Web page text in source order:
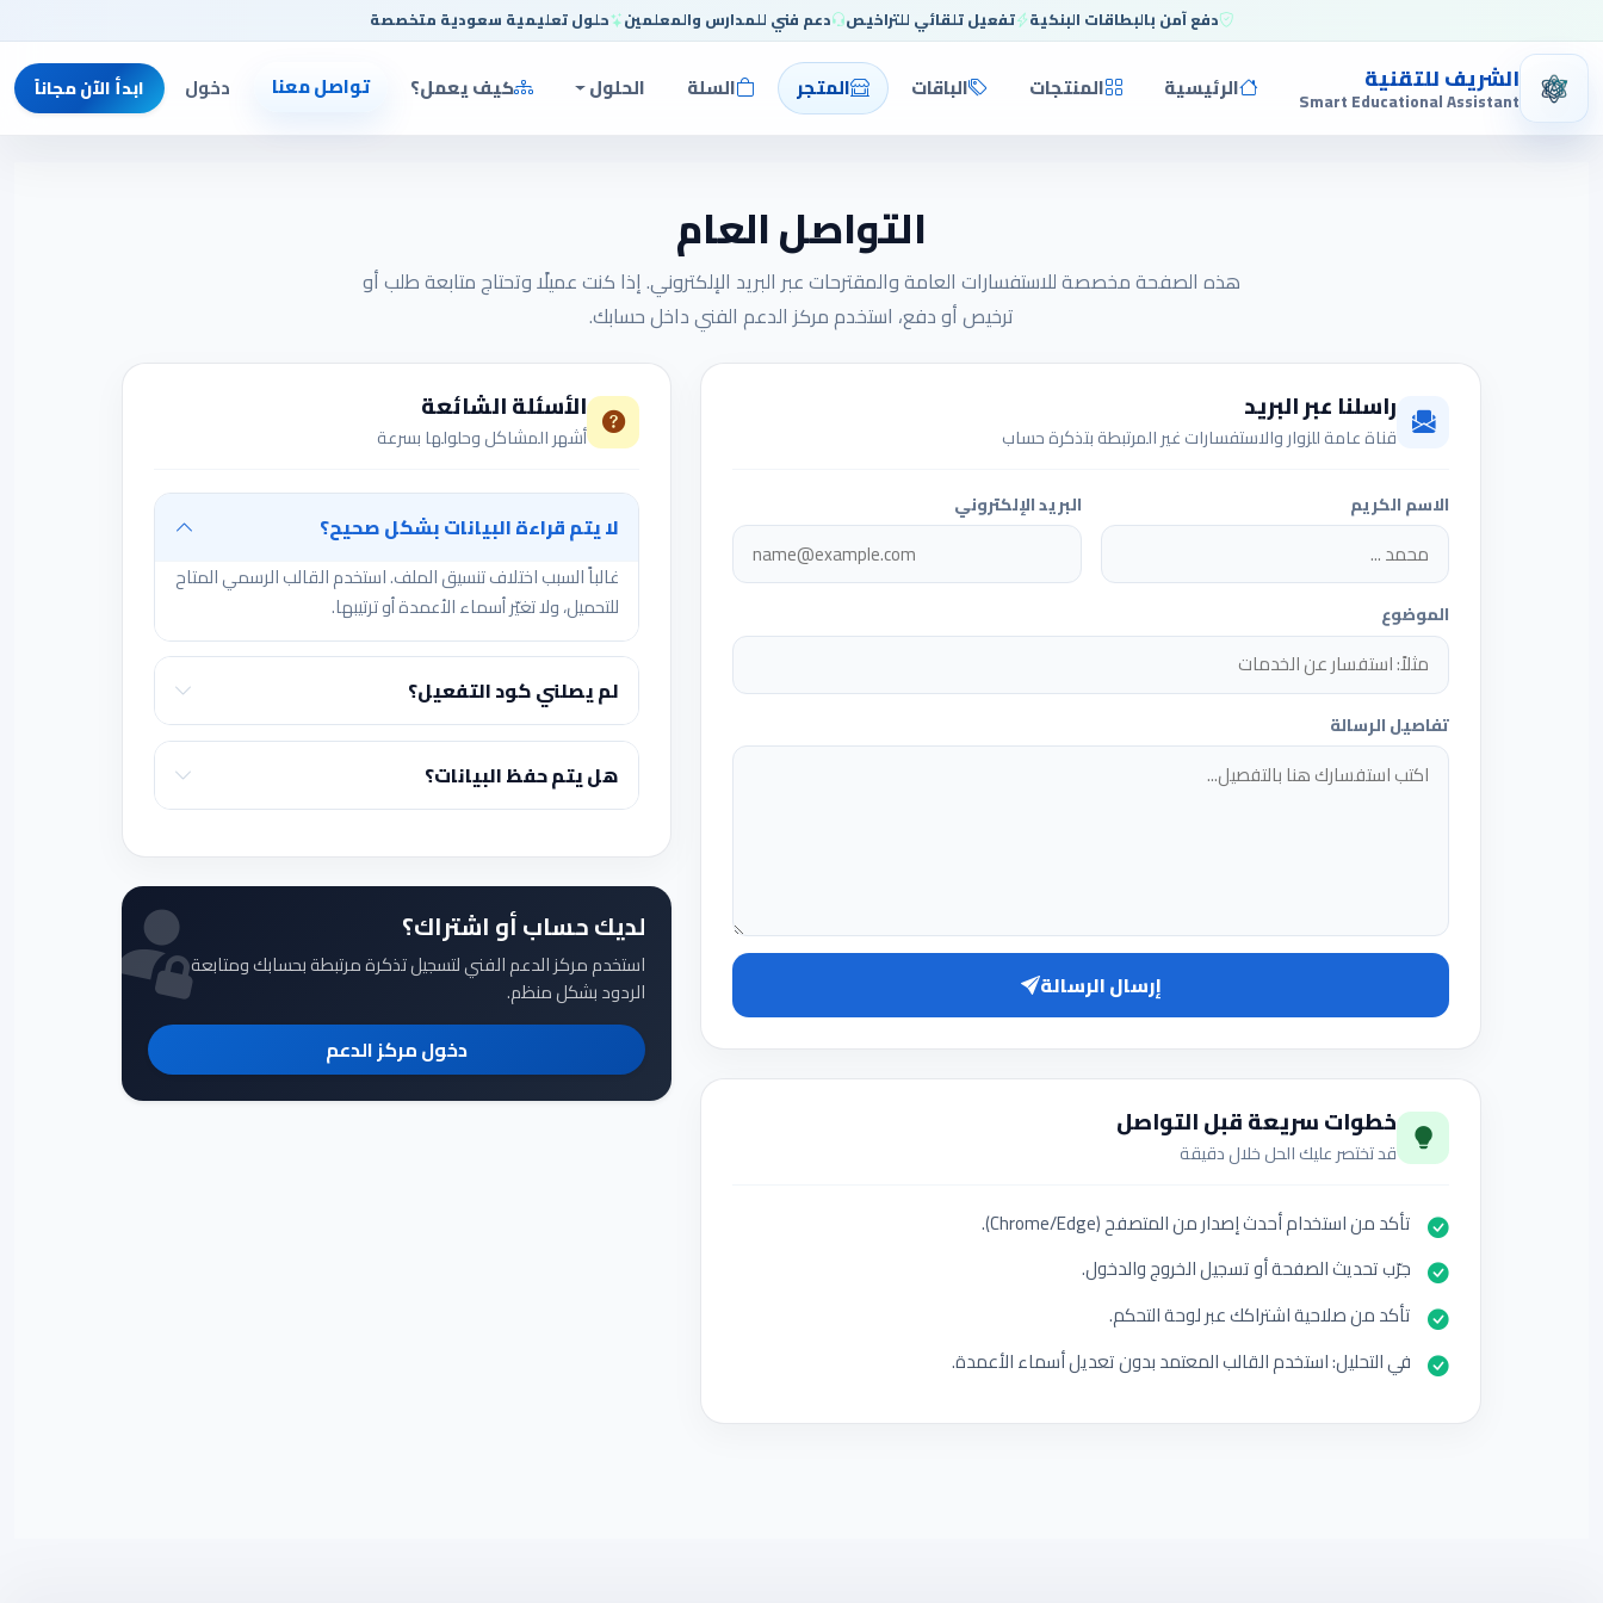
دفع آمن بالبطاقات البنكية تفعيل تلقائي للتراخيص دعم فني للمدارس والمعلمين حلول تعليمية سعودية متخصصة
الشريف للتقنية
Smart Educational Assistant الرئيسية المنتجات الباقات المتجر السلة الحلول كيف يعمل؟ تواصل معنا دخول ابدأ الآن مجاناً
التواصل العام
هذه الصفحة مخصصة للاستفسارات العامة والمقترحات عبر البريد الإلكتروني. إذا كنت عميلًا وتحتاج متابعة طلب أو
ترخيص أو دفع، استخدم مركز الدعم الفني داخل حسابك.
راسلنا عبر البريد
قناة عامة للزوار والاستفسارات غير المرتبطة بتذكرة حساب
الاسم الكريم البريد الإلكتروني
الموضوع
تفاصيل الرسالة
إرسال الرسالة
خطوات سريعة قبل التواصل
قد تختصر عليك الحل خلال دقيقة
تأكد من استخدام أحدث إصدار من المتصفح (Chrome/Edge).
جرّب تحديث الصفحة أو تسجيل الخروج والدخول.
تأكد من صلاحية اشتراكك عبر لوحة التحكم.
في التحليل: استخدم القالب المعتمد بدون تعديل أسماء الأعمدة.
الأسئلة الشائعة
أشهر المشاكل وحلولها بسرعة
لا يتم قراءة البيانات بشكل صحيح؟
غالباً السبب اختلاف تنسيق الملف. استخدم القالب الرسمي المتاح
للتحميل، ولا تغيّر أسماء الأعمدة أو ترتيبها.
لم يصلني كود التفعيل؟
هل يتم حفظ البيانات؟
لديك حساب أو اشتراك؟
استخدم مركز الدعم الفني لتسجيل تذكرة مرتبطة بحسابك ومتابعة
الردود بشكل منظم.
دخول مركز الدعم